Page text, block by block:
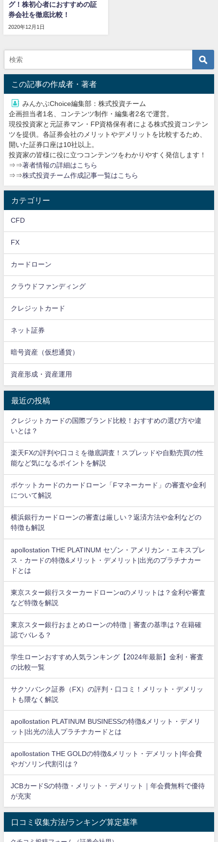
グ！株初心者におすすめの証
券会社を徹底比較！
2020年12月1日
この記事の作成者・著者
みんかぶChoice編集部：株式投資チーム
企画担当者1名、コンテンツ制作・編集者2名で運営。
現役投資家と元証券マン・FP資格保有者による株式投資コンテン
ツを提供。各証券会社のメリットやデメリットを比較するため、
開いた証券口座は10社以上。
投資家の皆様に役に立つコンテンツをわかりやすく発信します！
⇒⇒著者情報の詳細はこちら
⇒⇒株式投資チーム作成記事一覧はこちら
カテゴリー
CFD
FX
カードローン
クラウドファンディング
クレジットカード
ネット証券
暗号資産（仮想通貨）
資産形成・資産運用
最近の投稿
クレジットカードの国際ブランド比較！おすすめの選び方や違
いとは？
楽天FXの評判や口コミを徹底調査！スプレッドや自動売買の性
能など気になるポイントを解説
ポケットカードのカードローン「Fマネーカード」の審査や金利
について解説
横浜銀行カードローンの審査は厳しい？返済方法や金利などの
特徴も解説
apollostation THE PLATINUM セゾン・アメリカン・エキスプレ
ス・カードの特徴&メリット・デメリット|出光のプラチナカー
ドとは
東京スター銀行スターカードローンαのメリットは？金利や審査
など特徴を解説
東京スター銀行おまとめローンの特徴｜審査の基準は？在籍確
認でバレる？
学生ローンおすすめ人気ランキング【2024年最新】金利・審査
の比較一覧
サクソバンク証券（FX）の評判・口コミ！メリット・デメリッ
トも隈なく解説
apollostation PLATINUM BUSINESSの特徴&メリット・デメリ
ット|出光の法人プラチナカードとは
apollostation THE GOLDの特徴&メリット・デメリット|年会費
やガソリン代割引は？
JCBカードSの特徴・メリット・デメリット｜年会費無料で優待
が充実
口コミ収集方法/ランキング算定基準